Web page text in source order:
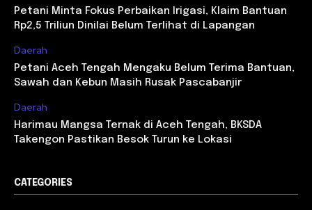
Petani Minta Fokus Perbaikan Irigasi, Klaim Bantuan
Rp2,5 Triliun Dinilai Belum Terlihat di Lapangan
Daerah
Petani Aceh Tengah Mengaku Belum Terima Bantuan,
Sawah dan Kebun Masih Rusak Pascabanjir
Daerah
Harimau Mangsa Ternak di Aceh Tengah, BKSDA
Takengon Pastikan Besok Turun ke Lokasi
CATEGORIES